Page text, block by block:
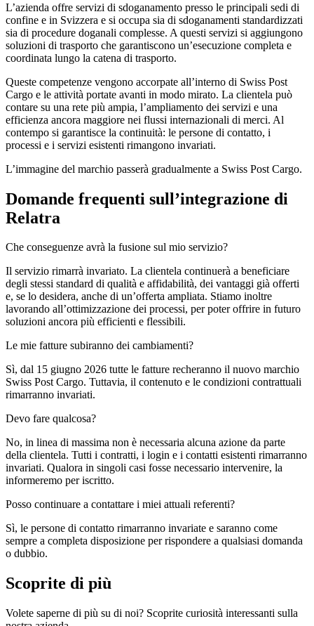
L’azienda offre servizi di sdoganamento presso le principali sedi di
confine e in Svizzera e si occupa sia di sdoganamenti standardizzati
sia di procedure doganali complesse. A questi servizi si aggiungono
soluzioni di trasporto che garantiscono un’esecuzione completa e
coordinata lungo la catena di trasporto.
Queste competenze vengono accorpate all’interno di Swiss Post
Cargo e le attività portate avanti in modo mirato. La clientela può
contare su una rete più ampia, l’ampliamento dei servizi e una
efficienza ancora maggiore nei flussi internazionali di merci. Al
contempo si garantisce la continuità: le persone di contatto, i
processi e i servizi esistenti rimangono invariati.
L’immagine del marchio passerà gradualmente a Swiss Post Cargo.
Domande frequenti sull’integrazione di
Relatra
Che conseguenze avrà la fusione sul mio servizio?
Il servizio rimarrà invariato. La clientela continuerà a beneficiare
degli stessi standard di qualità e affidabilità, dei vantaggi già offerti
e, se lo desidera, anche di un’offerta ampliata. Stiamo inoltre
lavorando all’ottimizzazione dei processi, per poter offrire in futuro
soluzioni ancora più efficienti e flessibili.
Le mie fatture subiranno dei cambiamenti?
Sì, dal 15 giugno 2026 tutte le fatture recheranno il nuovo marchio
Swiss Post Cargo. Tuttavia, il contenuto e le condizioni contrattuali
rimarranno invariati.
Devo fare qualcosa?
No, in linea di massima non è necessaria alcuna azione da parte
della clientela. Tutti i contratti, i login e i contatti esistenti rimarranno
invariati. Qualora in singoli casi fosse necessario intervenire, la
informeremo per iscritto.
Posso continuare a contattare i miei attuali referenti?
Sì, le persone di contatto rimarranno invariate e saranno come
sempre a completa disposizione per rispondere a qualsiasi domanda
o dubbio.
Scoprite di più
Volete saperne di più su di noi? Scoprite curiosità interessanti sulla